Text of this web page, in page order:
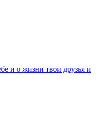
и о жизни твои друзья и